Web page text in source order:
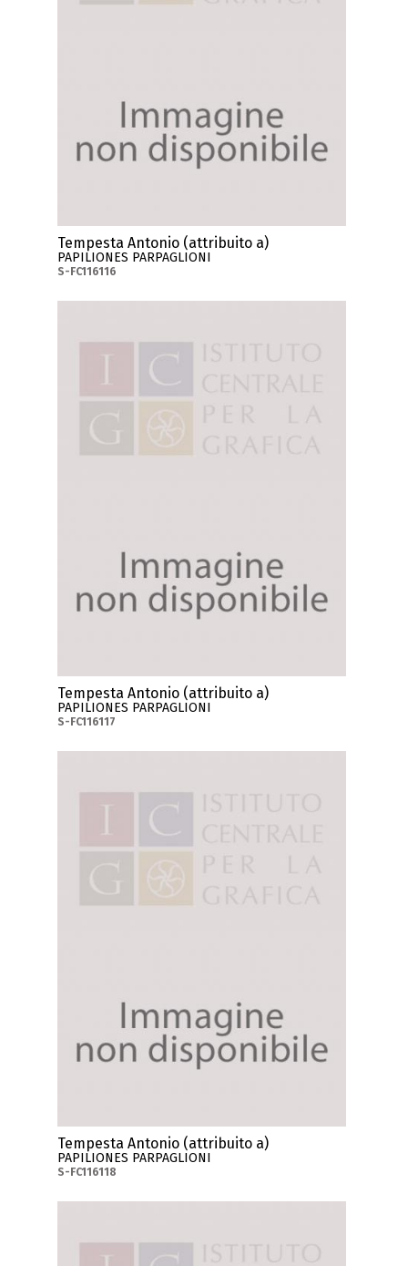
Tempesta Antonio (attribuito a)
PAPILIONES PARPAGLIONI
S-FC116116
Tempesta Antonio (attribuito a)
PAPILIONES PARPAGLIONI
S-FC116117
Tempesta Antonio (attribuito a)
PAPILIONES PARPAGLIONI
S-FC116118